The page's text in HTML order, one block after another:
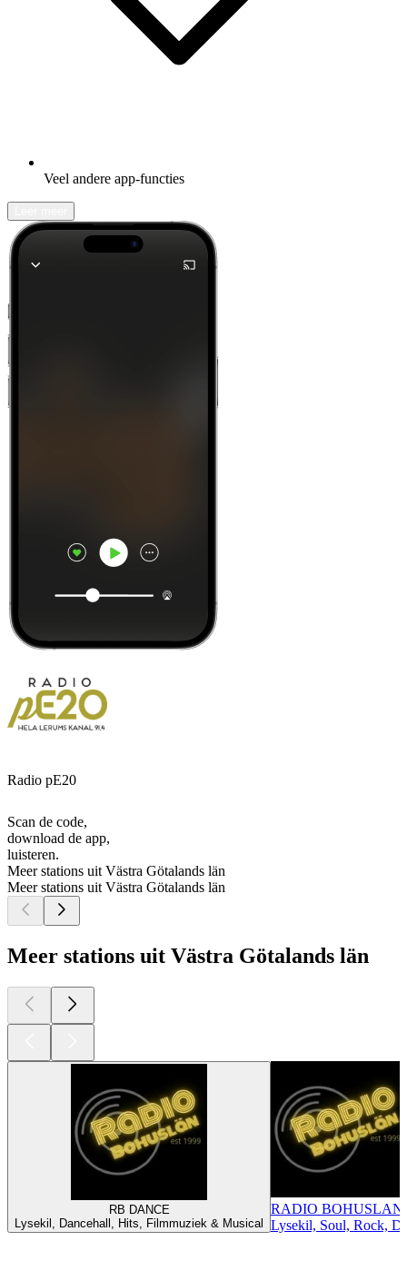
Veel andere app-functies
Radio pE20
Scan de code,
download de app,
luisteren.
Meer stations uit Västra Götalands län
Meer stations uit Västra Götalands län
Meer stations uit Västra Götalands län
RB DANCE
Lysekil, Dancehall, Hits, Filmmuziek & Musical
RADIO BOHUSLAN
Lysekil, Soul, Rock,